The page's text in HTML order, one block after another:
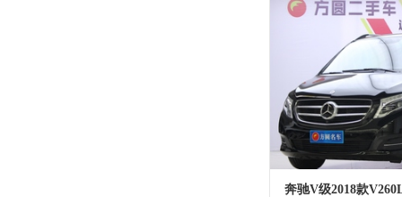
一口
奔驰V级2018款